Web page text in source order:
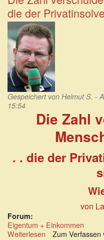
unglaublich
viel:
Gewerkschaften
machen
daraus
unglaublich
wenig
die der
Gespeichert von Helmut S. -
15:54
Die Zahl
. . die der
von
Forum:
Eigentum + Einkommen
Weiterlesen über
Zum